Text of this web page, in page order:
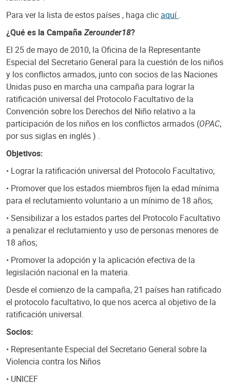
Para ver la lista de estos países , haga clic aquí .
¿Qué es la CampañaZerounder18?
El 25 de mayo de 2010, la Oficina de la Representante
Especial del Secretario General para la cuestión de los niños
y los conflictos armados, junto con socios de las Naciones
Unidas puso en marcha una campaña para lograr la
ratificación universal del Protocolo Facultativo de la
Convención sobre los Derechos del Niño relativo a la
participación de los niños en los conflictos armados (OPAC,
por sus siglas en inglés ) .
Objetivos:
• Lograr la ratificación universal del Protocolo Facultativo;
• Promover que los estados miembros fijen la edad mínima
para el reclutamiento voluntario a un mínimo de 18 años;
• Sensibilizar a los estados partes del Protocolo Facultativo
a penalizar el reclutamiento y uso de personas menores de
18 años;
• Promover la adopción y la aplicación efectiva de la
legislación nacional en la materia.
Desde el comienzo de la campaña, 21 países han ratificado
el protocolo facultativo, lo que nos acerca al objetivo de la
ratificación universal.
Socios:
• Representante Especial del Secretario General sobre la
Violencia contra los Niños
• UNICEF